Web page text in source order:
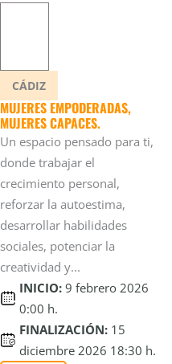
CÁDIZ
MUJERES EMPODERADAS,
MUJERES CAPACES.
Un espacio pensado para ti,
donde trabajar el
crecimiento personal,
reforzar la autoestima,
desarrollar habilidades
sociales, potenciar la
creatividad y...
INICIO: 9 febrero 2026
0:00 h.
FINALIZACIÓN: 15
diciembre 2026 18:30 h.